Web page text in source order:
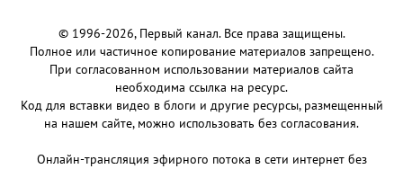
© 1996-2026, Первый канал. Все права защищены.
Полное или частичное копирование материалов запрещено.
При согласованном использовании материалов сайта
необходима ссылка на ресурс.
Код для вставки видео в блоги и другие ресурсы, размещенный
на нашем сайте, можно использовать без согласования.
Онлайн-трансляция эфирного потока в сети интернет без